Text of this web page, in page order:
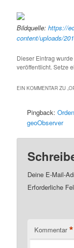
Bildquelle:https://
content/uploads/
Dieser Eintrag
veröffentlicht. Setze
EIN KOMMENTAR ZU „
Pingback:
geoObserver
Deine E-Mail-
Erforderliche
Kommentar *